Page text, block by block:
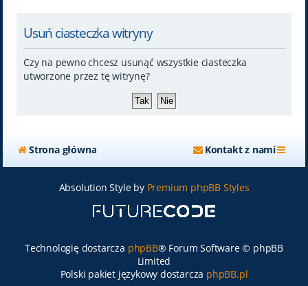
Usuń ciasteczka witryny
Czy na pewno chcesz usunąć wszystkie ciasteczka
utworzone przez tę witrynę?
Strona główna Kontakt z nami
Absolution Style by Premium phpBB Styles
Technologię dostarcza phpBB® Forum Software © phpBB
Limited
Polski pakiet językowy dostarcza phpBB.pl